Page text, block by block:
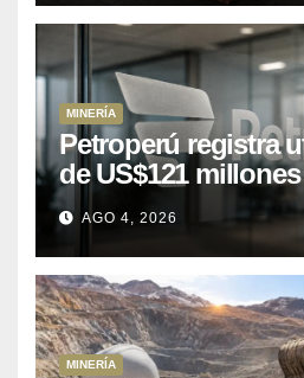
MINERÍA
Petroperú registra
de US$121
primer semestre
AGO 4, 2026
MINERÍA